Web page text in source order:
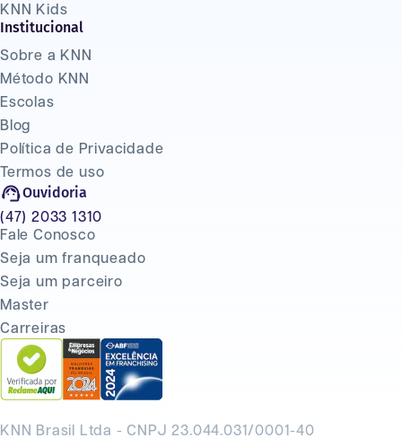
KNN Brasil Ltda - CNPJ 23.044.031/0001-40
KNN Kids
Institucional
Sobre a KNN
Método KNN
Escolas
Blog
Política de Privacidade
Termos de uso
Ouvidoria
(47) 2033 1310
Fale Conosco
Seja um franqueado
Seja um parceiro
Master
Carreiras